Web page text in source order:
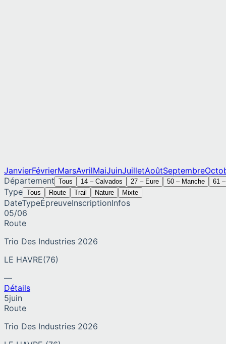
JanvierFévrierMarsAvrilMaiJuinJuilletAoûtSeptembre
Département Tous 14 – Calvados 27 – Eure 50 – Manche 61 –
Type Tous Route Trail Nature Mixte
DateTypeÉpreuveInscriptionInfos
05/06
Route
Trio Des Industries 2026
LE HAVRE(76)
—
Détails
5juin
Route
Trio Des Industries 2026